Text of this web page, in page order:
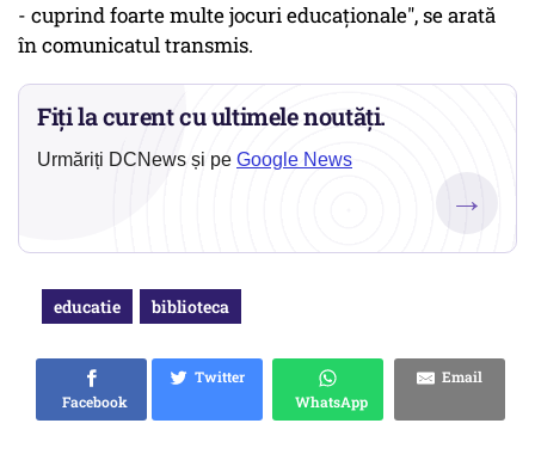
- cuprind foarte multe jocuri educaționale", se arată
în comunicatul transmis.
Fiți la curent cu ultimele noutăți.
Urmăriți DCNews și pe Google News
→
educatie biblioteca
Facebook
Twitter
WhatsApp
Email